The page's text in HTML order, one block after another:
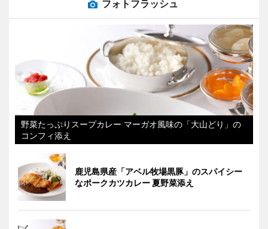
フォトフラッシュ
野菜たっぷりスープカレー マーガオ風味の「大山どり」の
コンフィ添え
鹿児島県産「アベル牧場黒豚」のスパイシー
なポークカツカレー 夏野菜添え